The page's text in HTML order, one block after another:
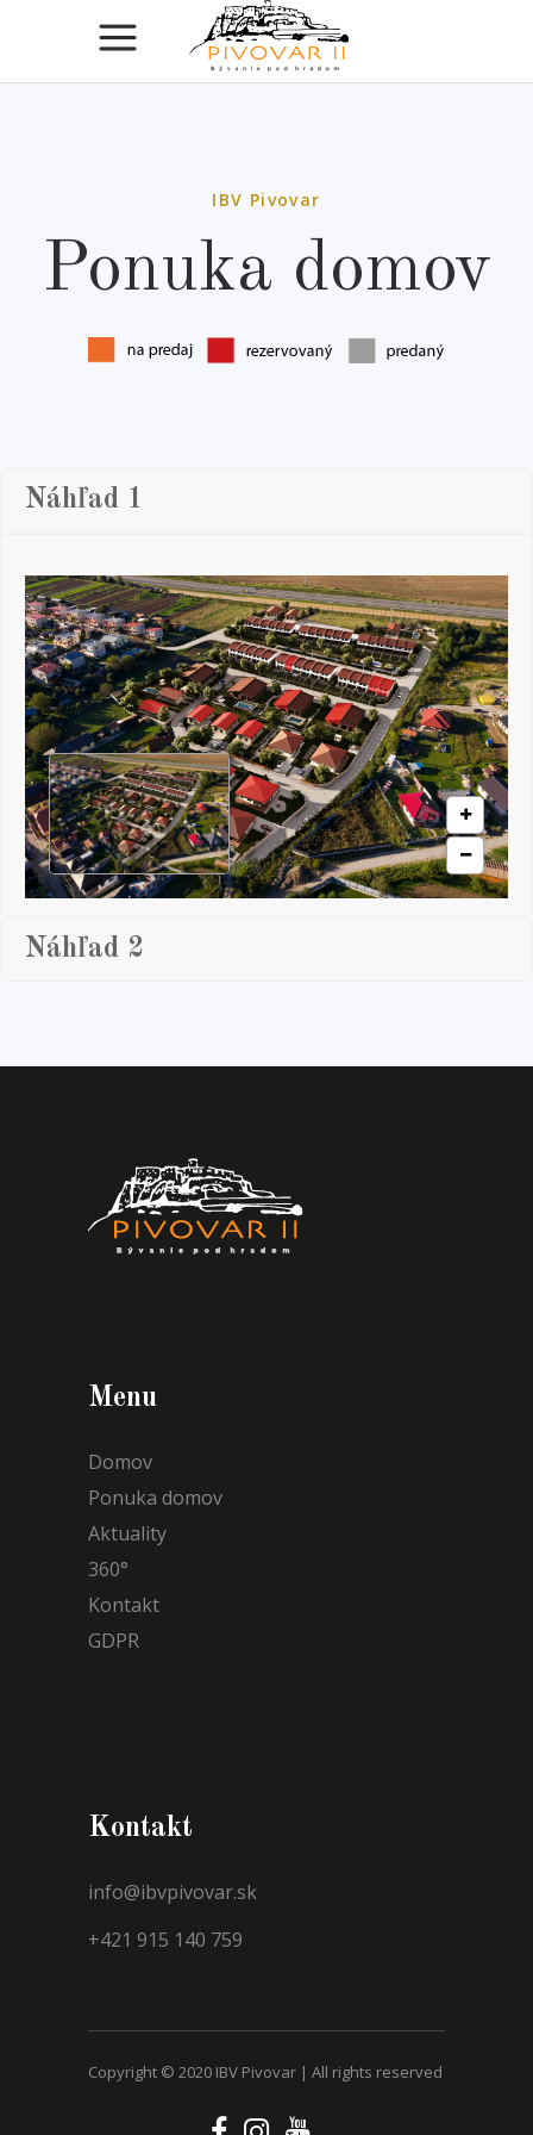
IBV Pivovar
Ponuka domov
Náhľad 1
Náhľad 2
Menu
Domov
Ponuka domov
Aktuality
360°
Kontakt
GDPR
Kontakt
info@ibvpivovar.sk
+421 915 140 759
Copyright © 2020 IBV Pivovar | All rights reserved